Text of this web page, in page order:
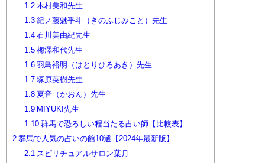
1.2木村美和先生
1.3紀ノ藤魅乎斗（きのふじみこと）先生
1.4石川美由紀先生
1.5梅澤和代先生
1.6羽鳥裕明（はとりひろあき）先生
1.7塚原英樹先生
1.8夏音（かおん）先生
1.9MIYUKI先生
1.10群馬で恐ろしい程当たる占い師【比較表】
2 群馬で人気の占いの館10選【2024年最新版】
2.1
スピリチュアルサロン葉月